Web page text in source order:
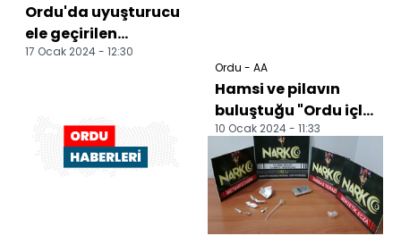
Ordu'da uyuşturucu
ele geçirilen
otomobildeki 3
17 Ocak 2024 - 12:30
Ordu - AA
Hamsi ve pilavın
buluştuğu "Ordu içli
tava" kış
sofralarında yer
buluyor
10 Ocak 2024 - 11:33